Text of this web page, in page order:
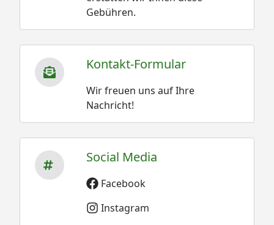
Gebühren.
Kontakt-Formular
Wir freuen uns auf Ihre
Nachricht!
Social Media
Facebook
Instagram